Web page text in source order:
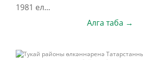
1981 ел...
Алга таба →